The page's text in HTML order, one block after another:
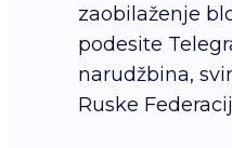
zaobilaženje
podesite
narudžbina,
Ruske